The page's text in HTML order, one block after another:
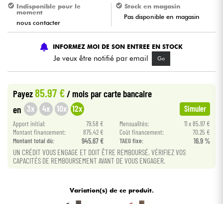
Violons & Quatuor
Eveil Musical
Câbles & Access.
Packs
Voir nos marques
Indisponible pour le
moment
nous contacter
Stock en magasin
Pas disponible en magasin
INFORMEZ MOI DE SON ENTREE EN STOCK
Je veux être notifié par email Go
Payez 85.97 €/ mois par carte bancaire
en 3x 4x 10x 12x Simuler
Apport initial: 79.58 € Mensualités:
11 x 85.97 €
Montant financement:
875.42 € Coût financement:
70.25 €
Montant total dù:
945.67 € TAEG fixe: 16.9 %
UN CRÉDIT VOUS ENGAGE ET DOIT ÊTRE REMBOURSÉ. VÉRIFIEZ VOS
CAPACITÉS DE REMBOURSEMENT AVANT DE VOUS ENGAGER.
Variation(s) de ce produit.